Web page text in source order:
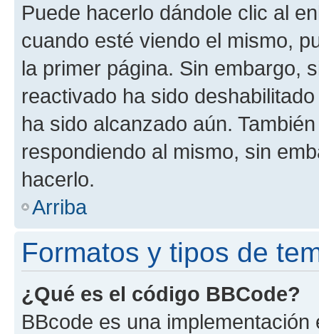
Puede hacerlo dándole clic al
cuando esté viendo el mismo,
la primer página. Sin embargo,
reactivado ha sido
ha sido alcanzado aún.
respondiendo al mismo, sin
hacerlo.
Arriba
Formatos y tipos de
¿Qué es el código BBCode?
BBcode es una